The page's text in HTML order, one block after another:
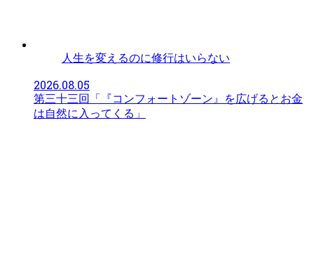
人生を変えるのに修行はいらない
2026.08.05
第三十三回「『コンフォートゾーン』を広げるとお金
は自然に入ってくる」